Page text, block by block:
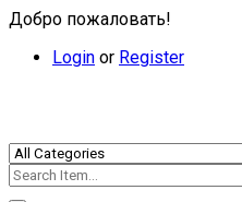
Добро пожаловать!
Login or Register